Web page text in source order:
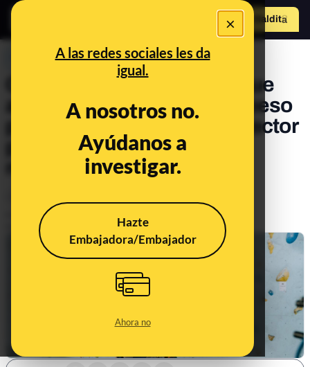
×
A las redes sociales les da
igual.
A nosotros no.
Ayúdanos a
investigar.
Hazte
Embajadora/Embajador
Ahora no
Hazte Maldito
PREBUNKING
Cuidado con los titulares que
afirman que algo de sobrepeso
puede tener un efecto protector
para la salud en personas
mayores
Publicado el
Actualizado el
Mar 4, 2024, 2:30:00 PM